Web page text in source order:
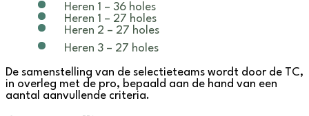
Heren 1 – 36 holes
Heren 1 – 27 holes
Heren 2 – 27 holes
Heren 3 – 27 holes
De samenstelling van de selectieteams wordt door de TC,
in overleg met de pro, bepaald aan de hand van een
aantal aanvullende criteria.